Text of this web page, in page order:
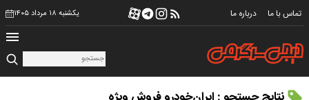
تماس با ما درباره ما یکشنبه ۱۸ مرداد ۱۴۰۵